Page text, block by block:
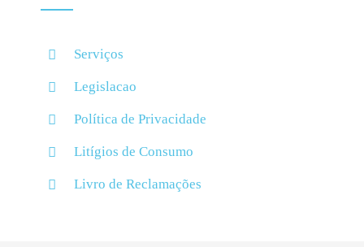
Serviços
Legislacao
Política de Privacidade
Litígios de Consumo
Livro de Reclamações